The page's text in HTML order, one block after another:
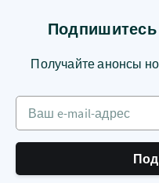
Получайте анонсы
Ваш e-mail-адрес